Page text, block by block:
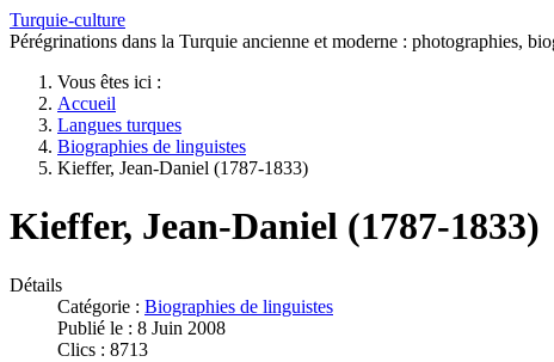
Turquie-culture
Pérégrinations dans la Turquie ancienne et moderne : photographies,
Vous êtes ici :
Accueil
Langues turques
Biographies de linguistes
Kieffer, Jean-Daniel (1787-1833)
Kieffer, Jean-Daniel (1787-1833)
Détails
Catégorie : Biographies de linguistes
Publié le : 8 Juin 2008
Clics : 8713